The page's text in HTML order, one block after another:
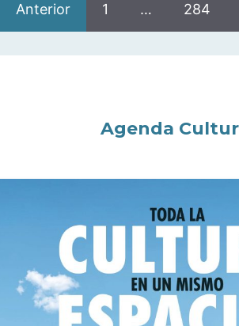
Anterior 1 … 284
Agenda